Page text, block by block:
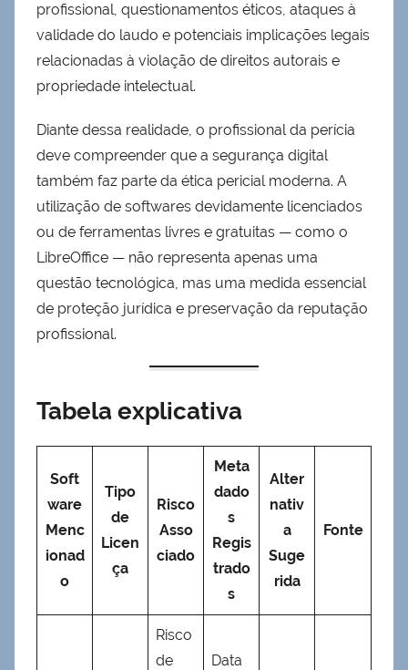
profissional, questionamentos éticos, ataques à
validade do laudo e potenciais implicações legais
relacionadas à violação de direitos autorais e
propriedade intelectual.
Diante dessa realidade, o profissional da perícia
deve compreender que a segurança digital
também faz parte da ética pericial moderna. A
utilização de softwares devidamente licenciados
ou de ferramentas livres e gratuitas — como o
LibreOffice — não representa apenas uma
questão tecnológica, mas uma medida essencial
de proteção jurídica e preservação da reputação
profissional.
Tabela explicativa
Soft
ware
Menc
ionad
o
Tipo
de
Licen
ça
Risco
Asso
ciado
Meta
dado
s
Regis
trado
s
Alter
nativ
a
Suge
rida
Fonte
Risco
de
Data